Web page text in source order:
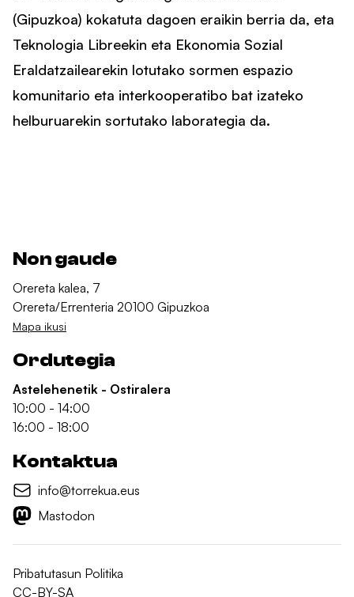
(Gipuzkoa) kokatuta dagoen eraikin berria da, eta
Teknologia Libreekin eta Ekonomia Sozial
Eraldatzailearekin lotutako sormen espazio
komunitario eta interkooperatibo bat izateko
helburuarekin sortutako laborategia da.
Non gaude
Orereta kalea, 7
Orereta/Errenteria 20100 Gipuzkoa
Mapa ikusi
Ordutegia
Astelehenetik - Ostiralera
10:00 - 14:00
16:00 - 18:00
Kontaktua
info@torrekua.eus
Mastodon
CC-BY-SA
Pribatutasun Politika